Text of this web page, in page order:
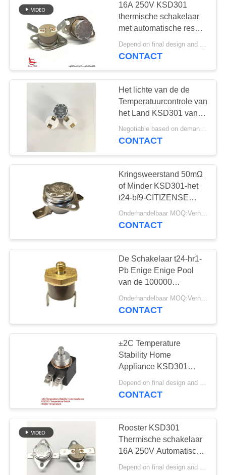
PRIVACY
POLICY
16A 250V KSD301
thermische schakelaar
met automatische reset
en 45°C terminal PPS
case
Depend on final design and demand quantity MOQ:1000PCS
CONTACT
Het lichte van de de
Temperatuurcontrole van
het Land KSD301 van
het de Schakelaar
Ceramische Geval
Dichte
Negotiable based on demand MOQ:Verhandelbaar
CONTACT
Kringsweerstand 50mΩ
of Minder KSD301-het
t24-bf9-CITIZENSE
BAND van de
Temperatuurschakelaar
Onderhandelbaar MOQ:Verhandelbaar
CONTACT
De Schakelaar t24-hr1-
Pb Enige Enige Pool
van de 100000
Cycliksd301
Temperatuur - werp
CONTACT
±2C Temperature
Stability Home
Appliance KSD301
Temperature Switch
Stable Temperature
Depend on final design and demand quantity MOQ:1000
CONTACT
Rooster KSD301
Thermische schakelaar
16A 250V Automatische
terugstel thermostaat
Depend on final design and demand quantity MOQ:1000PCS